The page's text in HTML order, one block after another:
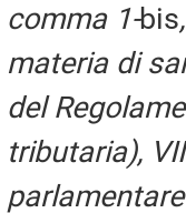
comma 1-bis
materia di
del
tributaria),